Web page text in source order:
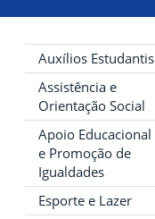
Auxílios Estudantis
Assistência e
Orientação Social
Apoio Educacional
e Promoção de
Igualdades
Esporte e Lazer